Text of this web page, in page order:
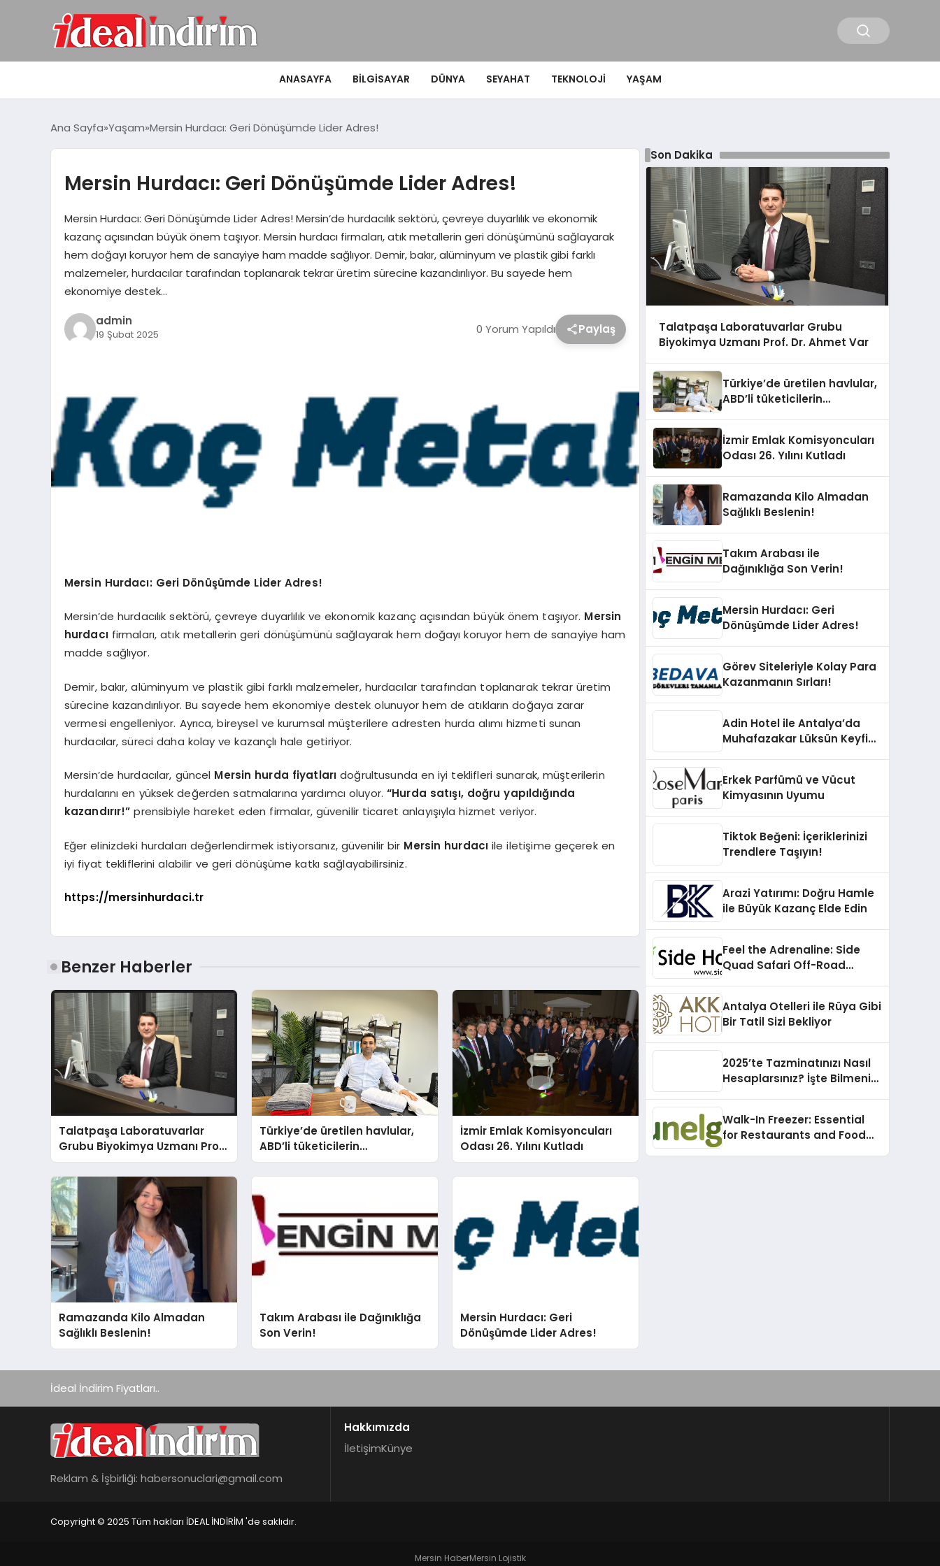
ANASAYFA BILGISAYAR DÜNYA SEYAHAT TEKNOLOJI YAŞAM
Ana Sayfa Yaşam Mersin Hurdacı: Geri Dönüşümde Lider Adres!
Mersin Hurdacı: Geri Dönüşümde Lider Adres!
Mersin Hurdacı: Geri Dönüşümde Lider Adres! Mersin’de hurdacılık sektörü, çevreye duyarlılık ve ekonomik
kazanç açısından büyük önem taşıyor. Mersin hurdacı firmaları, atık metallerin geri dönüşümünü sağlayarak
hem doğayı koruyor hem de sanayiye ham madde sağlıyor. Demir, bakır, alüminyum ve plastik gibi farklı
malzemeler, hurdacılar tarafından toplanarak tekrar üretim sürecine kazandırılıyor. Bu sayede hem
ekonomiye destek…
admin
19 Şubat 2025 0 Yorum Yapıldı Paylaş
Mersin Hurdacı: Geri Dönüşümde Lider Adres!
Mersin’de hurdacılık sektörü, çevreye duyarlılık ve ekonomik kazanç açısından büyük önem taşıyor. Mersin
hurdacıfirmaları, atık metallerin geri dönüşümünü sağlayarak hem doğayı koruyor hem de sanayiye ham
madde sağlıyor.
Demir, bakır, alüminyum ve plastik gibi farklı malzemeler, hurdacılar tarafından toplanarak tekrar üretim
sürecine kazandırılıyor. Bu sayede hem ekonomiye destek olunuyor hem de atıkların doğaya zarar
vermesi engelleniyor. Ayrıca, bireysel ve kurumsal müşterilere adresten hurda alımı hizmeti sunan
hurdacılar, süreci daha kolay ve kazançlı hale getiriyor.
Mersin’de hurdacılar, güncel Mersin hurda fiyatları doğrultusunda en iyi teklifleri sunarak, müşterilerin
hurdalarını en yüksek değerden satmalarına yardımcı oluyor. “Hurda satışı, doğru yapıldığında
kazandırır!” prensibiyle hareket eden firmalar, güvenilir ticaret anlayışıyla hizmet veriyor.
Eğer elinizdeki hurdaları değerlendirmek istiyorsanız, güvenilir bir Mersin hurdacı ile iletişime geçerek en
iyi fiyat tekliflerini alabilir ve geri dönüşüme katkı sağlayabilirsiniz.
https://mersinhurdaci.tr
Benzer Haberler
Talatpaşa Laboratuvarlar
Grubu Biyokimya Uzmanı Prof.
Dr. Ahmet Var
Türkiye’de üretilen havlular,
ABD’li tüketicilerin
banyosunda baş kahraman
oluyor
İzmir Emlak Komisyoncuları
Odası 26. Yılını Kutladı
Ramazanda Kilo Almadan
Sağlıklı Beslenin!
Takım Arabası ile Dağınıklığa
Son Verin!
Mersin Hurdacı: Geri
Dönüşümde Lider Adres!
Son Dakika
Talatpaşa Laboratuvarlar Grubu
Biyokimya Uzmanı Prof. Dr. Ahmet Var
Türkiye’de üretilen havlular,
ABD’li tüketicilerin
İzmir Emlak Komisyoncuları
Odası 26. Yılını Kutladı
Ramazanda Kilo Almadan
Sağlıklı Beslenin!
Takım Arabası ile
Dağınıklığa Son Verin!
Mersin Hurdacı: Geri
Dönüşümde Lider Adres!
Görev Siteleriyle Kolay Para
Kazanmanın Sırları!
Adin Hotel ile Antalya’da
Muhafazakar Lüksün Keyfini
Erkek Parfümü ve Vücut
Kimyasının Uyumu
Tiktok Beğeni: İçeriklerinizi
Trendlere Taşıyın!
Arazi Yatırımı: Doğru Hamle
ile Büyük Kazanç Elde Edin
Feel the Adrenaline: Side
Quad Safari Off-Road
Antalya Otelleri ile Rüya Gibi
Bir Tatil Sizi Bekliyor
2025’te Tazminatınızı Nasıl
Hesaplarsınız? İşte Bilmeniz
Walk-In Freezer: Essential
for Restaurants and Food
İdeal İndirim Fiyatları..
Reklam & İşbirliği: habersonuclari@gmail.com
Hakkımızda
İletişimKünye
Copyright © 2025 Tüm hakları İDEAL İNDİRİM 'de saklıdır.
Mersin HaberMersin Lojistik